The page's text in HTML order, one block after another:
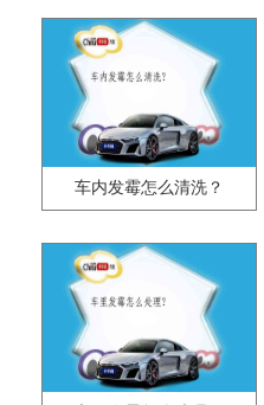
车内发霉怎么清洗？